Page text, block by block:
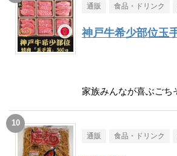
通販 食品・ドリンク
神戸牛希少部位玉
家族みんなが喜ぶごち
通販 食品・ドリンク